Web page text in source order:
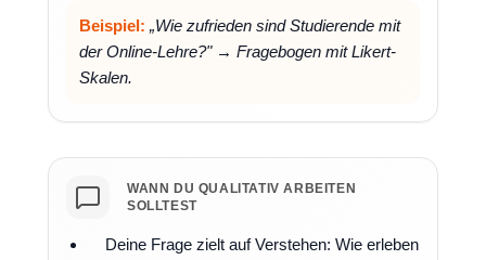
Beispiel: „Wie zufrieden sind Studierende mit
der Online-Lehre?" → Fragebogen mit Likert-
Skalen.
WANN DU QUALITATIV ARBEITEN
SOLLTEST
Deine Frage zielt auf Verstehen: Wie erleben